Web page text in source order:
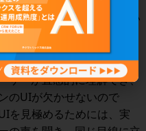
の確定ボタンが押しづらい
とでストレスが蓄積し
いるかもしれません。
ザーが直感的に理解でき、
のUIが欠かせないので
を見極めるためには、実